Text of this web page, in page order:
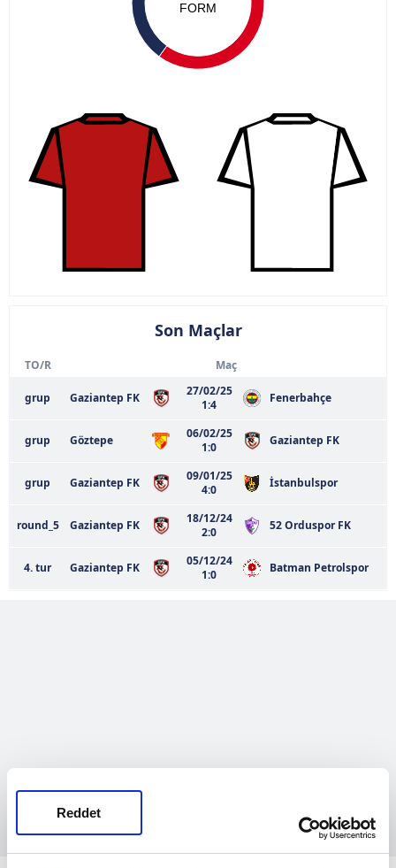
Reddet
FORM
Son Maçlar
TO/R Maç
grup Gaziantep FK
27/02/25
1:4
Fenerbahçe
grup Göztepe
06/02/25
1:0
Gaziantep FK
grup Gaziantep FK
09/01/25
4:0
İstanbulspor
round_5 Gaziantep FK
18/12/24
2:0
52 Orduspor FK
4. tur Gaziantep FK
05/12/24
1:0
Batman Petrolspor